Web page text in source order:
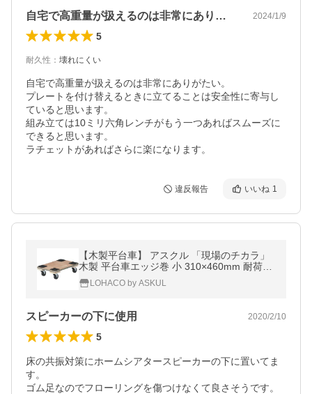
自宅で高重量が扱えるのは非常にありがた… 2024/1/9
5
耐久性 ： 壊れにくい
自宅で高重量が扱えるのは非常にありがたい。
プレートを付け替えるときに立てることは安全性に寄与し
ていると思います。
組み立ては10ミリ六角レンチがもう一つあればスムーズに
できると思います。
ラチェットがあればさらに楽になります。
違反報告 いいね 1
【木製平台車】 アスクル 「現場のチカラ」
木製 平台車エッジ巻 小 310×460mm 耐荷重
100kg(最大) すべり止め付 1台 オリジナル
LOHACO by ASKUL
スピーカーの下に使用 2020/2/10
5
床の共振対策にホームシアタースピーカーの下に置いてま
す。
ゴム足なのでフローリングを傷つけなくて良さそうです。